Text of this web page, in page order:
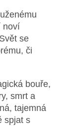
noví
se
či
bouře,
smrt a
tajemná
spjat s